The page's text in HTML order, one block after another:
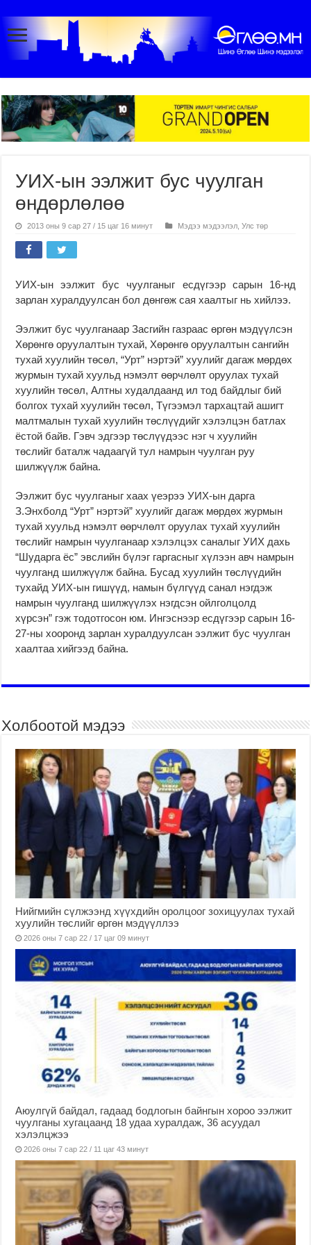
УИХ-ын ээлжит бус чуулган
өндөрлөлөө
2013 оны 9 сар 27 / 15 цаг 16 минут Мэдээ мэдээлэл ,Улс төр
УИХ-ын ээлжит бус чуулганыг есдүгээр сарын 16-нд
зарлан хуралдуулсан бол дөнгөж сая хаалтыг нь хийлээ.
Ээлжит бус чуулганаар Засгийн газраас өргөн мэдүүлсэн
Хөрөнгө оруулалтын тухай, Хөрөнгө оруулалтын сангийн
тухай хуулийн төсөл, “Урт” нэртэй” хуулийг дагаж мөрдөх
журмын тухай хуульд нэмэлт өөрчлөлт оруулах тухай
хуулийн төсөл, Алтны худалдаанд ил тод байдлыг бий
болгох тухай хуулийн төсөл, Түгээмэл тархацтай ашигт
малтмалын тухай хуулийн төслүүдийг хэлэлцэн батлах
ёстой байв. Гэвч эдгээр төслүүдээс нэг ч хуулийн
төслийг баталж чадаагүй тул намрын чуулган руу
шилжүүлж байна.
Ээлжит бус чуулганыг хаах үеэрээ УИХ-ын дарга
З.Энхболд “Урт” нэртэй” хуулийг дагаж мөрдөх журмын
тухай хуульд нэмэлт өөрчлөлт оруулах тухай хуулийн
төслийг намрын чуулганаар хэлэлцэх саналыг УИХ дахь
“Шударга ёс” эвслийн бүлэг гаргасныг хүлээн авч намрын
чуулганд шилжүүлж байна. Бусад хуулийн төслүүдийн
тухайд УИХ-ын гишүүд, намын бүлгүүд санал нэгдэж
намрын чуулганд шилжүүлэх нэгдсэн ойлголцолд
хүрсэн” гэж тодотгосон юм. Ингэснээр есдүгээр сарын 16-
27-ны хооронд зарлан хуралдуулсан ээлжит бус чуулган
хаалтаа хийгээд байна.
Холбоотой мэдээ
Нийгмийн сүлжээнд хүүхдийн оролцоог зохицуулах тухай
хуулийн төслийг өргөн мэдүүллээ
2026 оны 7 сар 22 / 17 цаг 09 минут
Аюулгүй байдал, гадаад бодлогын байнгын хороо ээлжит
чуулганы хугацаанд 18 удаа хуралдаж, 36 асуудал
хэлэлцжээ
2026 оны 7 сар 22 / 11 цаг 43 минут